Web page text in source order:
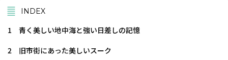
INDEX
1
青く美しい地中海と強い日差しの記憶
2
旧市街にあった美しいスーク